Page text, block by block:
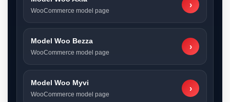
WooCommerce model page
›
Model Woo Bezza
WooCommerce model page
›
Model Woo Myvi
WooCommerce model page
›